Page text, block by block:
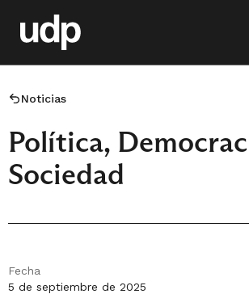
Noticias
Política,
Sociedad
Fecha
5 de septiembre de 2025